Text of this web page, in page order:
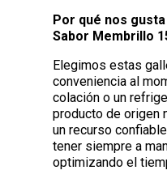
Por qué nos
Sabor Membrillo
Elegimos estas
conveniencia al
colación o un
producto de origen
un recurso
tener siempre a
optimizando el